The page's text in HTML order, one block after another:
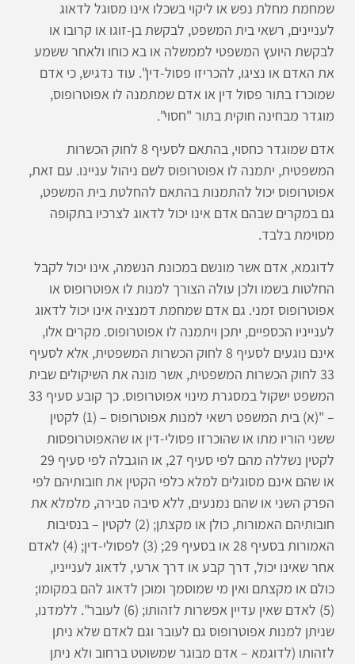
שמחמת מחלת נפש או ליקוי בשכלו אינו מסוגל לדאוג
לעניינים, רשאי בית המשפט, לבקשת בן-זוגו או קרובו או
לבקשת היועץ המשפטי לממשלה או בא כוחו ולאחר ששמע
את האדם או נציגו, להכריזו פסול-דין". עוד נדגיש, כי אדם
שמוכרז בתור פסול דין או אדם שמתמנה לו אפוטרופוס,
מוגדר מבחינה חוקית בתור "חסוי".
אדם שמוגדר כחסוי, בהתאם לסעיף 8 לחוק הכשרות
המשפטית, יתמנה לו אפוטרופוס לשם ניהול עניינו. עם זאת,
אפוטרופוס יכול להתמנות בהתאם להחלטת בית המשפט,
גם במקרים שבהם אדם אינו יכול לדאוג לצרכיו בתקופה
מסוימת בלבד.
לדוגמא, אדם אשר מונשם במכונת הנשמה, אינו יכול לקבל
החלטות בשמו ולכן עולה הצורך למנות לו אפוטרופוס או
אפוטרופוס זמני. גם אדם שמחמת דמנציה אינו יכול לדאוג
לענייניו הכספיים, יתכן ויתמנה לו אפוטרופוס. מקרים אלו,
אינם נוגעים לסעיף 8 לחוק הכשרות המשפטית, אלא לסעיף
33 לחוק הכשרות המשפטית, אשר מונה את השיקולים שבית
המשפט ישקול במסגרת מינוי אפוטרופוס. כך קובע סעיף 33
– "(א) בית המשפט רשאי למנות אפוטרופוס – (1) לקטין
ששני הוריו מתו או שהוכרזו פסולי-דין או שהאפוטרופסות
לקטין נשללה מהם לפי סעיף 27, או הוגבלה לפי סעיף 29
או שהם אינם מסוגלים למלא כלפי הקטין את חובותיהם לפי
הפרק השני או שהם נמנעים, ללא סיבה סבירה, מלמלא את
חובותיהם האמורות, כולן או מקצתן; (2) לקטין – בנסיבות
האמורות בסעיף 28 או בסעיף 29; (3) לפסולי-דין; (4) לאדם
אחר שאינו יכול, דרך קבע או דרך ארעי, לדאוג לענייניו,
כולם או מקצתם ואין מי שמוסמך ומוכן לדאוג להם במקומו;
(5) לאדם שאין עדיין אפשרות לזהותו; (6) לעובר". ללמדנו,
שניתן למנות אפוטרופוס גם לעובר וגם לאדם שלא ניתן
לזהותו (לדוגמא – אדם מבוגר שמשוטט ברחוב ולא ניתן